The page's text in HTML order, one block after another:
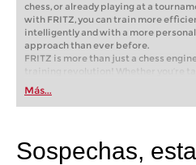
chess, or already playing at a
with FRITZ, you can train more
intelligently and with a more
approach than ever before.
FRITZ is more than just a chess engine
training revolution! Whether you’re
first steps into the world of club chess,
playing at a tournament level: with
train more efficiently, intelligently
Más...
Sospechas,